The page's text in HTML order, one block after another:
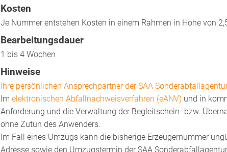
Kosten
Je Nummer entstehen Kosten in einem Rahmen in Höhe von
Bearbeitungsdauer
1 bis 4 Wochen
Hinweise
Ihre persönlichen Ansprechpartner der SAA
m elektronischen Abfallnachweisverfahren (eANV) und in
Anforderung und die Verwaltung der Begleitschein- bzw.
ohne Zutun des Anwenders.
Im Fall eines Umzugs kann die bisherige Erzeugernummer
Adresse sowie den Umzugstermin der SAA